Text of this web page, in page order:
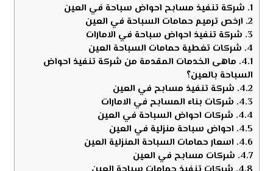
1. شركة تنفيذ مسابح احواض سباحة في العين
2. ارخص ترميم حمامات السباحة في العين
3. شركة تنفيذ احواض سباحة في الامارات
4. شركات تغطية حمامات السباحة العين
4.1. ماهى الخدمات المقدمة من شركة تنفيذ احواض
السباحة بالعين؟
4.2. شركة تنفيذ مسابح في العين
4.3. شركات بناء المسابح في الامارات
4.4. شركات احواض السباحة في العين
4.5. احواض سباحة منزلية في العين
4.6. اسعار حمامات السباحة المنزلية العين
4.7. شركات مسابح في العين